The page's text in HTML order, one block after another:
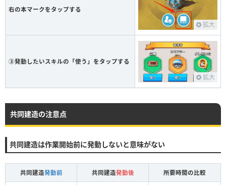
右の本マークをタップする
拡大
③発動したいスキルの「使う」をタップする
拡大
共同建造の注意点
共同建造は作業開始前に発動しないと意味がない
共同建造発動前 共同建造発動後 所要時間の比較